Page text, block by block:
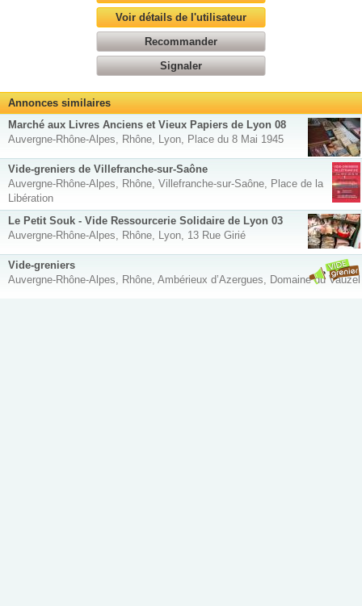
Voir détails de l'utilisateur
Recommander
Signaler
Annonces similaires
Marché aux Livres Anciens et Vieux Papiers de Lyon 08
Auvergne-Rhône-Alpes, Rhône, Lyon, Place du 8 Mai 1945
Vide-greniers de Villefranche-sur-Saône
Auvergne-Rhône-Alpes, Rhône, Villefranche-sur-Saône, Place de la
Libération
Le Petit Souk - Vide Ressourcerie Solidaire de Lyon 03
Auvergne-Rhône-Alpes, Rhône, Lyon, 13 Rue Girié
Vide-greniers
Auvergne-Rhône-Alpes, Rhône, Ambérieux d’Azergues, Domaine du Vauzel